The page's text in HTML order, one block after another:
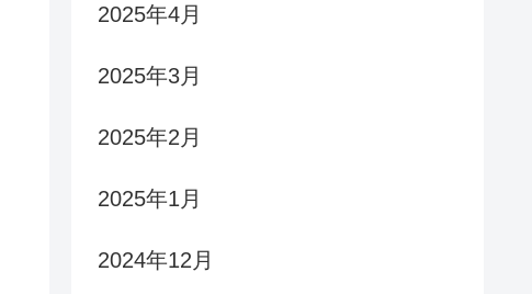
2025年4月
2025年3月
2025年2月
2025年1月
2024年12月